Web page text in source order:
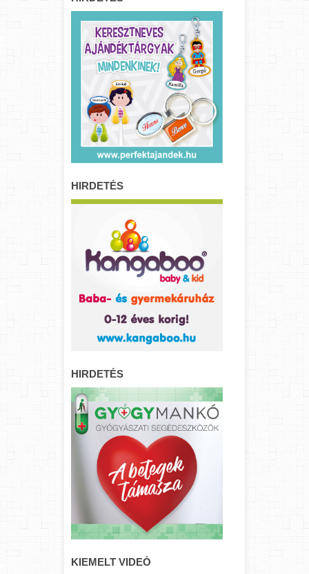
HIRDETÉS
HIRDETÉS
KIEMELT VIDEÓ